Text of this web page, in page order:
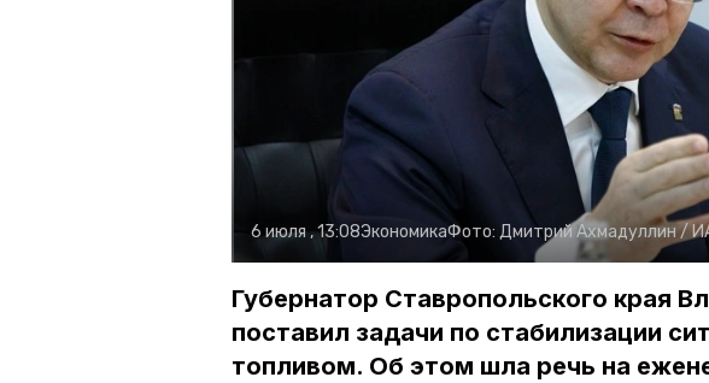
6 июля , 13:08ЭкономикаФото: Дмитрий Ахмадуллин /
Губернатор Ставропольского края
поставил задачи по стабилизации
топливом. Об этом шла речь на